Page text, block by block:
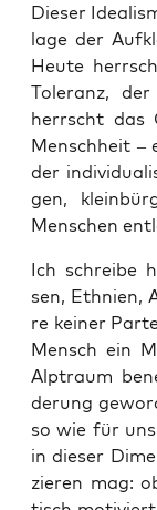
Die­ser
la­ge der
Heu­te
Tole­ranz,
herrscht das
Mensch­heit –
der
gen,
Men­schen
Ich schrei­be
sen, Eth­ni­en,
re kei­ner
Mensch ein
Alp­traum
de­rung
so wie für
in die­ser
zie­ren mag: